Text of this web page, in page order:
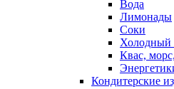
Вода
Лимонады
Соки
Холодный
Квас,
Кондитерские